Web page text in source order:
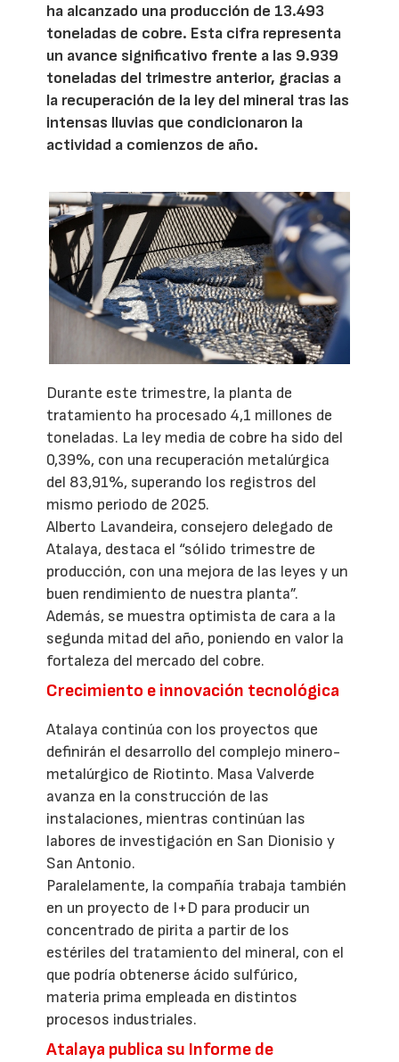
ha alcanzado una producción de 13.493
toneladas de cobre. Esta cifra representa
un avance significativo frente a las 9.939
toneladas del trimestre anterior, gracias a
la recuperación de la ley del mineral tras las
intensas lluvias que condicionaron la
actividad a comienzos de año.
Durante este trimestre, la planta de
tratamiento ha procesado 4,1 millones de
toneladas. La ley media de cobre ha sido del
0,39%, con una recuperación metalúrgica
del 83,91%, superando los registros del
mismo periodo de 2025.
Alberto Lavandeira, consejero delegado de
Atalaya, destaca el “sólido trimestre de
producción, con una mejora de las leyes y un
buen rendimiento de nuestra planta”.
Además, se muestra optimista de cara a la
segunda mitad del año, poniendo en valor la
fortaleza del mercado del cobre.
Crecimiento e innovación tecnológica
Atalaya continúa con los proyectos que
definirán el desarrollo del complejo minero-
metalúrgico de Riotinto. Masa Valverde
avanza en la construcción de las
instalaciones, mientras continúan las
labores de investigación en San Dionisio y
San Antonio.
Paralelamente, la compañía trabaja también
en un proyecto de I+D para producir un
concentrado de pirita a partir de los
estériles del tratamiento del mineral, con el
que podría obtenerse ácido sulfúrico,
materia prima empleada en distintos
procesos industriales.
Atalaya publica su Informe de